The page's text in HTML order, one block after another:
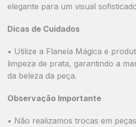
elegante para um visual
Dicas de Cuidados
• Utilize a Flanela Mágica e
limpeza de prata, garantindo a
da beleza da peça.
Observação Importante
• Não realizamos trocas em